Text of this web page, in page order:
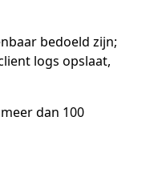
bedoeld zijn;
logs opslaat,
dan 100